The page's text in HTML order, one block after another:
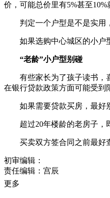
价，可能总价里有5%甚至10%
判定一个户型是不是实用，
如果选购中心城区的小户型
“老龄”小户型别碰
有些家长为了孩子读书，喜
在银行贷款政策方面可能受到
如果需要贷款买房，最好别
超过20年楼龄的老房子，即
买卖双方签合同之前最好查
初审编辑：
责任编辑：宫辰
更多